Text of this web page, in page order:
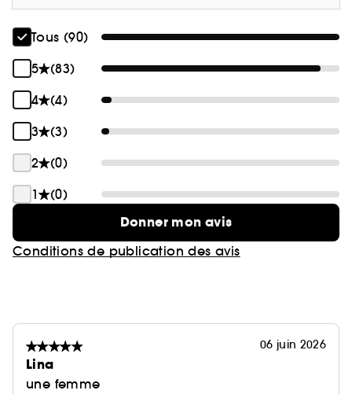
Tous (90)
5
(83)
4
(4)
3
(3)
2
(0)
1
(0)
Donner mon avis
Conditions de publication des avis
06 juin 2026
Lina
une femme